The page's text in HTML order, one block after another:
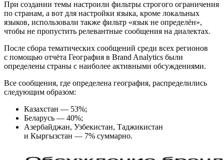
При создании темы настроили фильтры строгого ограничения
по странам, а вот для настройки языка, кроме локальных
языков, использовали также фильтр «язык не определён»,
чтобы не пропустить релевантные сообщения на диалектах.
После сбора тематических сообщений среди всех регионов
с помощью отчёта География в Brand Analytics были
определены страны с наиболее активными обсуждениями.
Все сообщения, где определена география, распределились
следующим образом:
Казахстан — 53%;
Беларусь — 40%;
Азербайджан, Узбекистан, Таджикистан
и Кыргызстан — 7% суммарно.